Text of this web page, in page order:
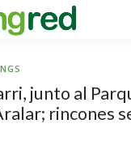
junto al
rincones